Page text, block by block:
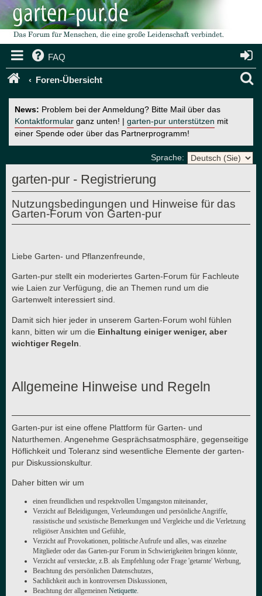
FAQ
Foren-Übersicht
News: Problem bei der Anmeldung? Bitte Mail über das
Kontaktformular ganz unten! | garten-pur unterstützen mit
einer Spende oder über das Partnerprogramm!
Sprache:
garten-pur - Registrierung
Nutzungsbedingungen und Hinweise für das
Garten-Forum von Garten-pur
Liebe Garten- und Pflanzenfreunde,
Garten-pur stellt ein moderiertes Garten-Forum für Fachleute
wie Laien zur Verfügung, die an Themen rund um die
Gartenwelt interessiert sind.
Damit sich hier jeder in unserem Garten-Forum wohl fühlen
kann, bitten wir um die Einhaltung einiger weniger, aber
wichtiger Regeln
Allgemeine Hinweise und Regeln
Garten-pur ist eine offene Plattform für Garten- und
Naturthemen. Angenehme Gesprächsatmosphäre, gegenseitige
Höflichkeit und Toleranz sind wesentliche Elemente der garten-
pur Diskussionskultur.
Daher bitten wir um
einen freundlichen und respektvollen Umgangston miteinander,
Verzicht auf Beleidigungen, Verleumdungen und persönliche Angriffe,
rassistische und sexistische Bemerkungen und Vergleiche und die Verletzung
religiöser Ansichten und Gefühle,
Verzicht auf Provokationen, politische Aufrufe und alles, was einzelne
Mitglieder oder das Garten-pur Forum in Schwierigkeiten bringen könnte,
Verzicht auf versteckte, z.B. als Empfehlung oder Frage 'getarnte' Werbung,
Beachtung des persönlichen Datenschutzes,
Sachlichkeit auch in kontroversen Diskussionen,
Beachtung der allgemeinen Netiquette.